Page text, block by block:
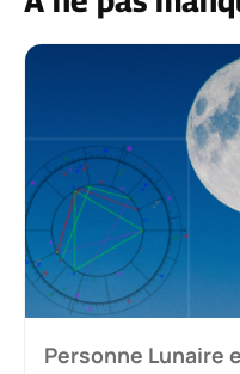
Personne Lunaire